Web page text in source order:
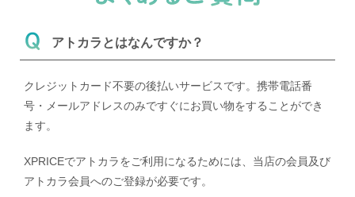
アトカラとはなんですか？
クレジットカード不要の後払いサービスです。携帯電話番
号・メールアドレスのみですぐにお買い物をすることができ
ます。
XPRICEでアトカラをご利用になるためには、当店の会員及び
アトカラ会員へのご登録が必要です。